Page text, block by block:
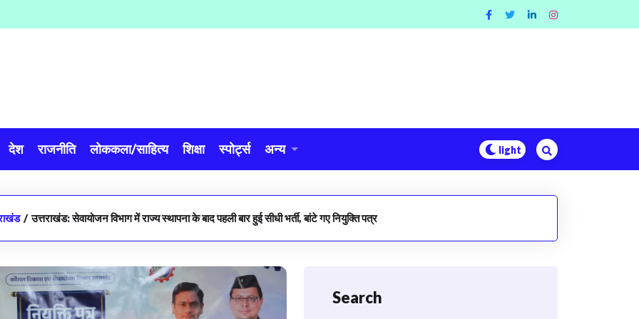
देश राजनीति लोककला/साहित्य शिक्षा स्पोर्ट्स अन्य
/ उत्तराखंड: सेवायोजन विभाग में राज्य स्थापना के बाद पहली बार हुई सीधी भर्ती, बांटे गए नियुक्ति पत्र
Search